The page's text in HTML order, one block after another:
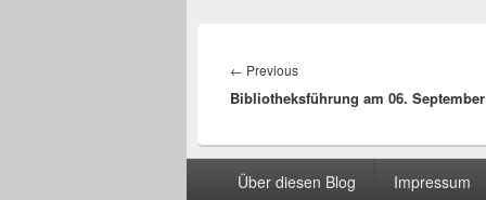
← PreviousPrevious
post:
Bibliotheksführung am 06. September
Seitenfuß-Über diesen Blog Impressum